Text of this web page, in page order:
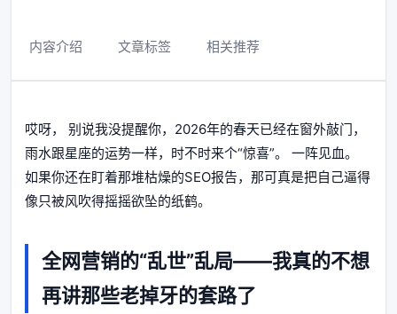
内容介绍 文章标签 相关推荐
哎呀， 别说我没提醒你，2026年的春天已经在窗外敲门，
雨水跟星座的运势一样，时不时来个“惊喜”。 一阵见血。
如果你还在盯着那堆枯燥的SEO报告，那可真是把自己逼得
像只被风吹得摇摇欲坠的纸鹤。
全网营销的“乱世”乱局——我真的不想
再讲那些老掉牙的套路了